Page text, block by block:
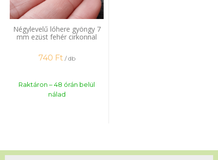
Négylevelű lóhere gyöngy 7
mm ezüst fehér cirkonnal
740 Ft / db
Raktáron – 48 órán belül
nálad